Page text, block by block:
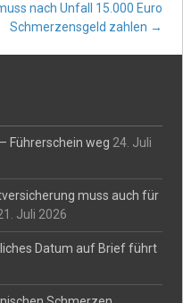
nach Unfall 15.000 Euro
Schmerzensgeld zahlen →
Führerschein weg 24. Juli
muss auch für
Juli 2026
Datum auf Brief führt